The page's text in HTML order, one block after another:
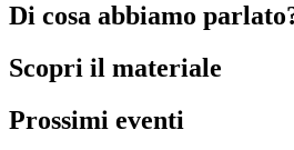
Di cosa abbiamo
Scopri il materiale
Prossimi eventi